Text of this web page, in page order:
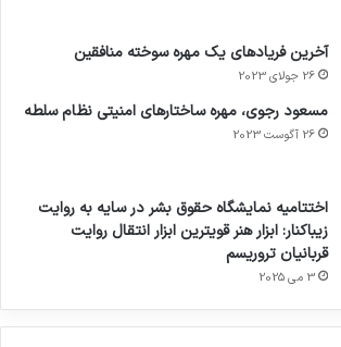
آخرین فریادهای یک مهره سوخته منافقین
26 جولای 2023
مسعود رجوی، مهره ساختارهای امنیتی نظام سلطه
26 آگوست 2023
اختتامیه نمایشگاه حقوق بشر در سایه به روایت
زیباکنار: ابزار هنر قویترین ابزار انتقال روایت
قربانیان تروریسم
3 می 2025